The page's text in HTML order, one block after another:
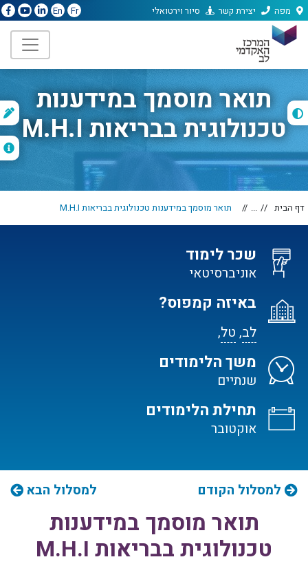
מפה יצירת קשר סיור וירטואלי Fr
En
תואר מוסמך במידענות
טכנולוגית בבריאות M.H.I
דף הבית ... תואר מוסמך במידענות טכנולוגית בבריאות M.H.I
שכר לימוד
אוניברסיטאי
באיזה קמפוס?
לב, טל,
משך הלימודים
שנתיים
תחילת הלימודים
אוקטובר
למסלול הקודם למסלול הבא
תואר מוסמך במידענות
טכנולוגית בבריאות M.H.I